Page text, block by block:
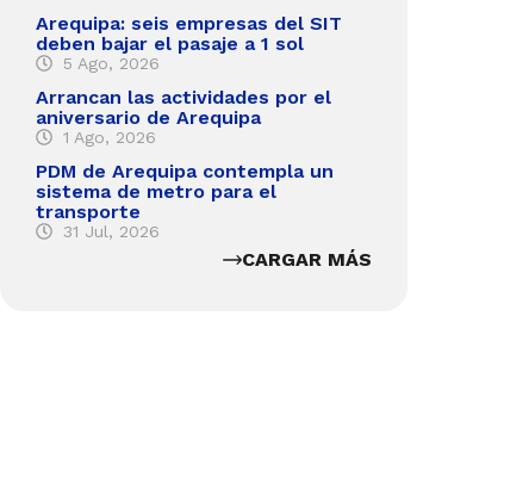
Arequipa: seis empresas del SIT
deben bajar el pasaje a 1 sol
5 Ago, 2026
Arrancan las actividades por el
aniversario de Arequipa
1 Ago, 2026
PDM de Arequipa contempla un
sistema de metro para el
transporte
31 Jul, 2026
CARGAR MÁS